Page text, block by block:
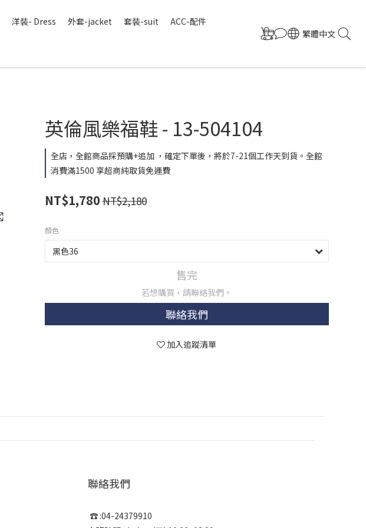
洋裝- Dress 外套-jacket 套裝-suit ACC-配件
繁體中文
英倫風樂福鞋 - 13-504104
全店，全館商品採預購+追加 ，確定下單後，將於7-21個工作天到貨。全館
消費滿1500 享超商純取貨免運費
NT$1,780NT$2,180
顏色
售完
若想購買，請聯絡我們。
聯絡我們
加入追蹤清單
聯絡我們
☎ :04-24379910